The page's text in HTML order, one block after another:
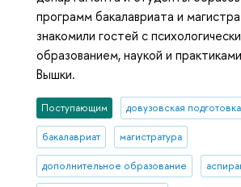
программ бакалавриата и
знакомили гостей с
образованием, наукой и
Вышки.
Поступающим довузовская подготовка
бакалавриат магистратура
дополнительное образование